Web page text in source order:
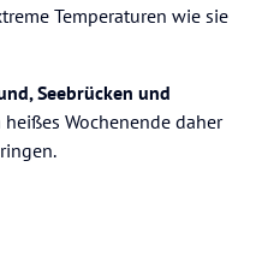
Temperaturen wie sie
Seebrücken und
Wochenende daher